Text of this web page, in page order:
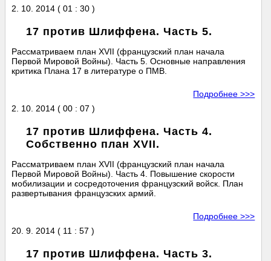
2. 10. 2014 ( 01 : 30 )
17 против Шлиффена. Часть 5.
Рассматриваем план XVII (французский план начала
Первой Мировой Войны). Часть 5. Основные направления
критика Плана 17 в литературе о ПМВ.
Подробнее >>>
2. 10. 2014 ( 00 : 07 )
17 против Шлиффена. Часть 4.
Собственно план XVII.
Рассматриваем план XVII (французский план начала
Первой Мировой Войны). Часть 4. Повышение скорости
мобилизации и сосредоточения французский войск. План
развертывания французских армий.
Подробнее >>>
20. 9. 2014 ( 11 : 57 )
17 против Шлиффена. Часть 3.